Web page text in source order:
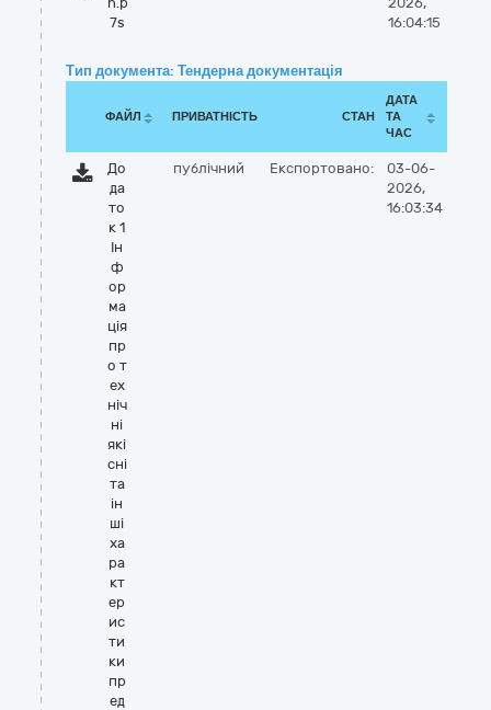
7s
16:04:15
Тип документа: Тендерна документація
ФАЙЛ ПРИВАТНІСТЬ СТАН
ДАТА
ТА
ЧАС
До
да
то
к 1
Ін
ф
ор
ма
ція
пр
о т
ех
ніч
ні
які
сні
та
ін
ші
ха
ра
кт
ер
ис
ти
ки
пр
ед
публічний Експортовано:
03-06-
2026,
16:03:34